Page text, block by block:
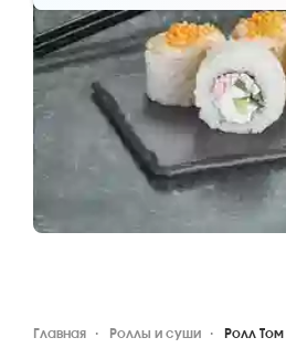
Главная Роллы и суши Ролл